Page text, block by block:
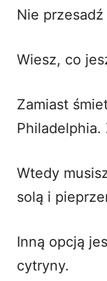
Nie
Wiesz, co
Zamiast
Philadelphia.
Wtedy
solą i
Inną opcją
cytryny.